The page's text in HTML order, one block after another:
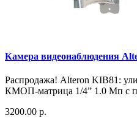
Камера видеонаблюдения
Распродажа! Alteron KIB81:
КМОП-матрица 1/4” 1.0 Мп с
3200.00 р.